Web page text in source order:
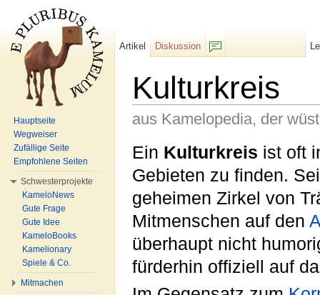
Kulturkreis
aus Kamelopedia, der
Ein Kulturkreis ist oft
Gebieten zu finden.
geheimen Zirkel von
Mitmenschen auf den
überhaupt nicht
fürderhin offiziell auf
Artikel
Diskussion
Hauptseite
Wegweiser
Zufällige Seite
Empfohlene Seiten
Schwesterprojekte
KameloNews
Gute Frage
Gute Idee
KameloBooks
Kamelionary
Spiele & Co.
Mitmachen